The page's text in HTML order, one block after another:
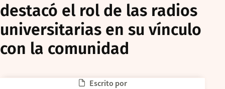
destacó el rol de las radios
universitarias en su vínculo
con la comunidad
Escrito por